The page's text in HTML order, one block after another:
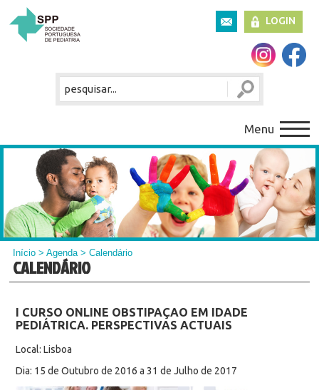
LOGIN
Menu
Início >Agenda> Calendário
CALENDÁRIO
I CURSO ONLINE OBSTIPAÇAO EM IDADE
PEDIÁTRICA. PERSPECTIVAS ACTUAIS
Local: Lisboa
Dia: 15 de Outubro de 2016 a 31 de Julho de 2017